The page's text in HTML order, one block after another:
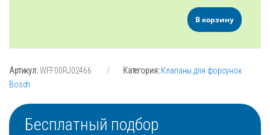
В корзину
Артикул:WFF00RJ02466 Категория:Клапаны для форсунок
Bosch
Бесплатный подбор